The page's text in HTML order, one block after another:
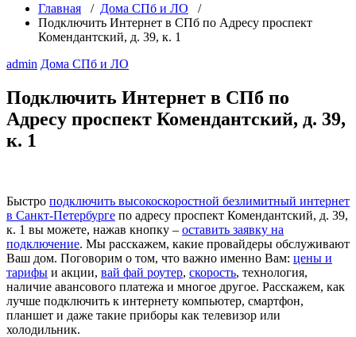
Главная / Дома СПб и ЛО /
Подключить Интернет в СПб по Адресу проспект
Комендантский, д. 39, к. 1
admin Дома СПб и ЛО
Подключить Интернет в СПб по
Адресу проспект Комендантский, д. 39,
к. 1
Быстро подключить высокоскоростной безлимитный интернет
в Санкт-Петербурге по адресу проспект Комендантский, д. 39,
к. 1 вы можете, нажав кнопку – оставить заявку на
подключение. Мы расскажем, какие провайдеры обслуживают
Ваш дом. Поговорим о том, что важно именно Вам: цены и
тарифы и акции, вай фай роутер, скорость, технология,
наличие авансового платежа и многое другое. Расскажем, как
лучше подключить к интернету компьютер, смартфон,
планшет и даже такие приборы как телевизор или
холодильник.